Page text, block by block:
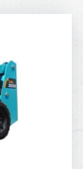
DAGPRIJS
WEEKPRIJS